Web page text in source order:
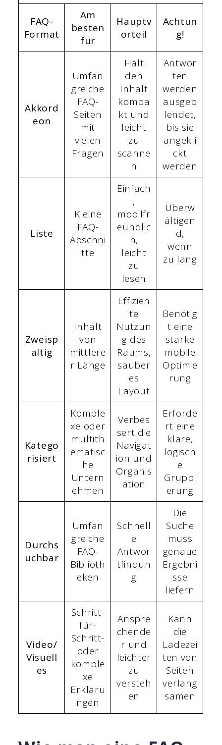
FAQ-
Format
Am
besten
für
Hauptv
orteil
Achtun
g!
Akkord
eon
Umfan
greiche
FAQ-
Seiten
mit
vielen
Fragen
Hält
den
Inhalt
kompa
kt und
leicht
zu
scanne
n
Antwor
ten
werden
ausgeb
lendet,
bis sie
angekli
ckt
werden
Liste
Kleine
FAQ-
Abschni
tte
Einfach
,
mobilfr
eundlic
h,
leicht
zu
lesen
Überw
ältigen
d,
wenn
zu lang
Zweisp
altig
Inhalt
von
mittlere
r Länge
Effizien
te
Nutzun
g des
Raums,
sauber
es
Layout
Benötig
t eine
starke
mobile
Optimie
rung
Katego
risiert
Komple
xe oder
multith
ematisc
he
Untern
ehmen
Verbes
sert die
Navigat
ion und
Organis
ation
Erforde
rt eine
klare,
logisch
e
Gruppi
erung
Durchs
uchbar
Umfan
greiche
FAQ-
Biblioth
eken
Schnell
e
Antwor
tfindun
g
Die
Suche
muss
genaue
Ergebni
sse
liefern
Video/
Visuell
es
Schritt-
für-
Schritt-
oder
komple
xe
Erkläru
ngen
Anspre
chende
r und
leichter
zu
versteh
en
Kann
die
Ladezei
ten von
Seiten
verlang
samen